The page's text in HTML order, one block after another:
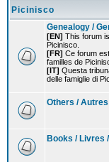
Picinisco
Genealogy /
[EN] This forum
Picinisco.
[FR] Ce forum
familles de
[IT] Questa
delle famiglie di
Others /
Books / Livres